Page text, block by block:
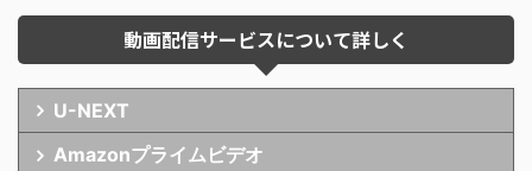
動画配信サービスについて詳しく
U-NEXT
Amazonプライムビデオ